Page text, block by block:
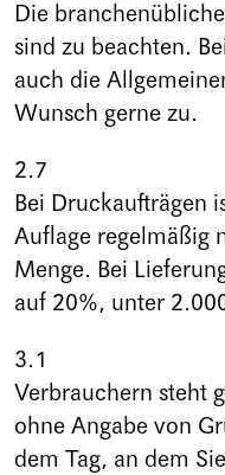
Die
sind zu beachten.
auch die
Wunsch gerne zu.
2.7
Bei Druckaufträgen
Auflage regelmäßig
Menge. Bei
auf 20%, unter
3.1
Verbrauchern steht
ohne Angabe von
dem Tag, an dem